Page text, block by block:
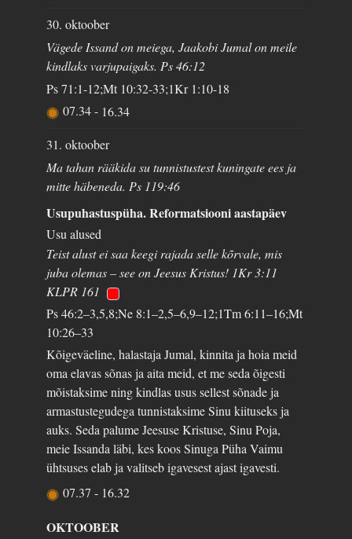
30. oktoober
Vägede Issand on meiega, Jaakobi Jumal on meile
kindlaks varjupaigaks. Ps 46:12
Ps 71:1-12;Mt 10:32-33;1Kr 1:10-18
07.34- 16.34
31. oktoober
Ma tahan rääkida su tunnistustest kuningate ees ja
mitte häbeneda. Ps 119:46
Usupuhastuspüha. Reformatsiooni aastapäev
Usu alused
Teist alust ei saa keegi rajada selle kõrvale, mis
juba olemas – see on Jeesus Kristus! 1Kr 3:11
KLPR 161
Ps 46:2–3,5,8;Ne 8:1–2,5–6,9–12;1Tm 6:11–16;Mt
10:26–33
Kõigeväeline, halastaja Jumal, kinnita ja hoia meid
oma elavas sõnas ja aita meid, et me seda õigesti
mõistaksime ning kindlas usus sellest sõnade ja
armastustegudega tunnistaksime Sinu kiituseks ja
auks. Seda palume Jeesuse Kristuse, Sinu Poja,
meie Issanda läbi, kes koos Sinuga Püha Vaimu
ühtsuses elab ja valitseb igavesest ajast igavesti.
07.37- 16.32
OKTOOBER